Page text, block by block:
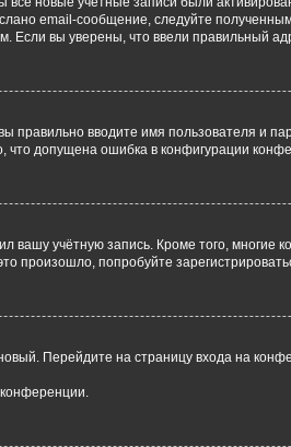
email-сообщение, следуйте
Если вы уверены, что ввели правильный
правильно вводите имя пользователя и
допущена ошибка в конфигурации
вашу учётную запись. Кроме того,
попробуйте
Перейдите на страницу входа на